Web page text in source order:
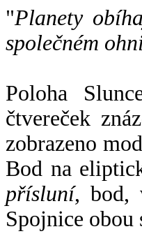
"Planety
společném
Poloha
čtvereček
zobrazeno
Bod na
přísluní, bod,
Spojnice obou